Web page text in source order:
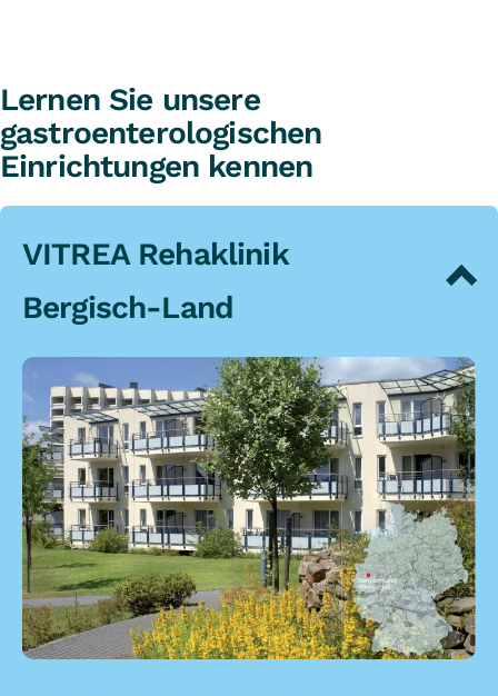
Lernen Sie unsere
gastroenterologischen
Einrichtungen kennen
VITREA Rehaklinik
Bergisch-Land